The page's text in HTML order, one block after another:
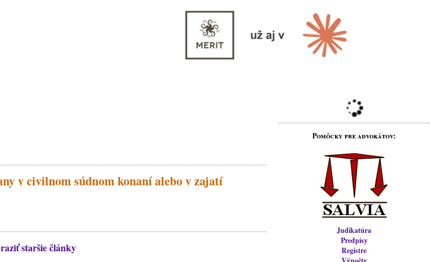
Pomôcky pre advokátov:
Judikatúra
Predpisy
Registre
v civilnom súdnom konaní alebo v zajatí
staršie články